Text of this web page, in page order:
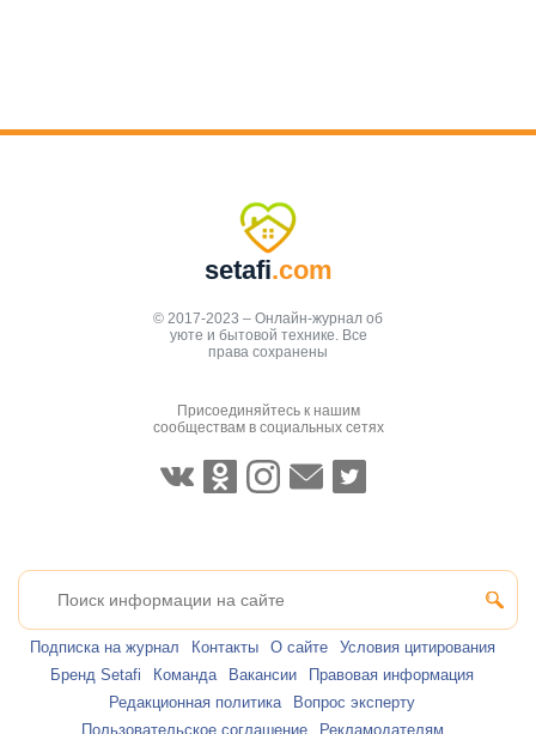
setafi.com
© 2017-2023 – Онлайн-журнал об
уюте и бытовой технике. Все
права сохранены
Присоединяйтесь к нашим
сообществам в социальных сетях
Подписка на журнал Контакты О сайте
Условия цитирования
Бренд Setafi
Команда Вакансии
Правовая информация
Редакционная политика
Вопрос эксперту
Пользовательское соглашение
Рекламодателям